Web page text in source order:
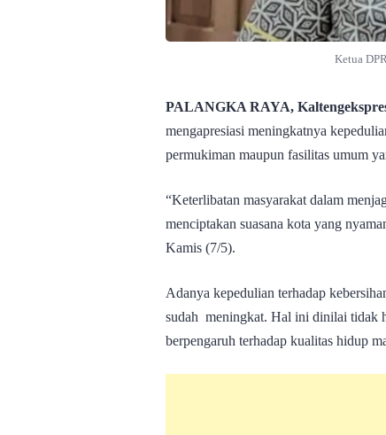
Ketua
PALANGKA RAYA,
mengapresiasi meningkatnya
permukiman maupun fasilitas umum
“Keterlibatan masyarakat dalam
menciptakan suasana kota yang
Kamis (7/5).
Adanya kepedulian terhadap
sudah meningkat. Hal ini dinilai tidak
berpengaruh terhadap kualitas hidup